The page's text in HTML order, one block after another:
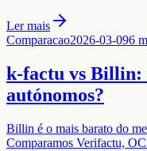
Ler mais
Comparacao2026-03-096
k-factu vs Billin:
autónomos?
Billin é o mais barato do
Comparamos Verifactu,